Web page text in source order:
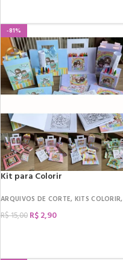
-81%
Kit para Colorir
ARQUIVOS DE CORTE, KITS COLORIR,
R$15,00 R$2,90